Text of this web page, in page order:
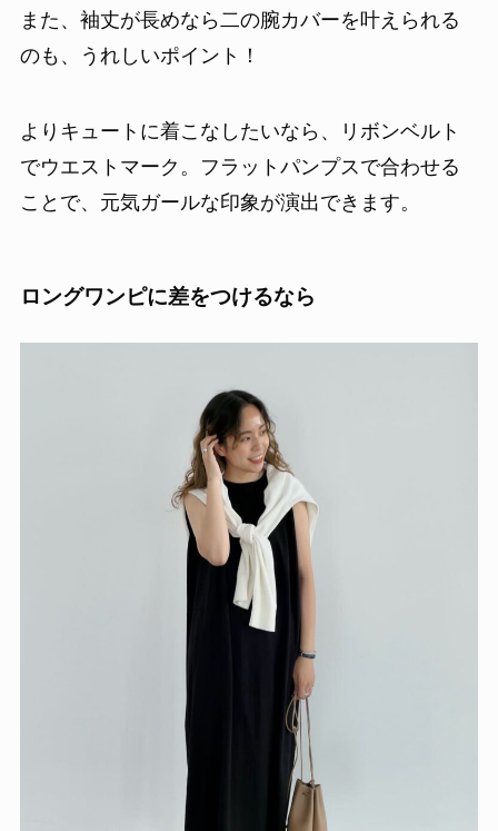
また、袖丈が長めなら二の腕カバーを叶えられる
のも、うれしいポイント！
よりキュートに着こなしたいなら、リボンベルト
でウエストマーク。フラットパンプスで合わせる
ことで、元気ガールな印象が演出できます。
ロングワンピに差をつけるなら